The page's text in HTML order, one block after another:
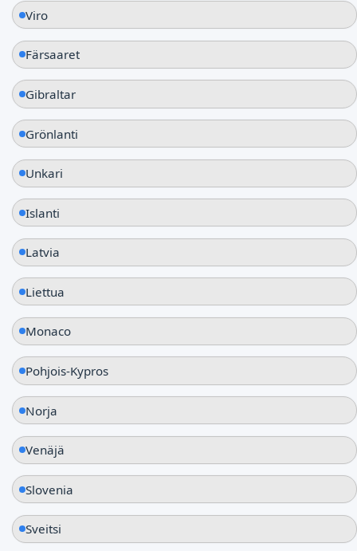
Viro
Färsaaret
Gibraltar
Grönlanti
Unkari
Islanti
Latvia
Liettua
Monaco
Pohjois-Kypros
Norja
Venäjä
Slovenia
Sveitsi